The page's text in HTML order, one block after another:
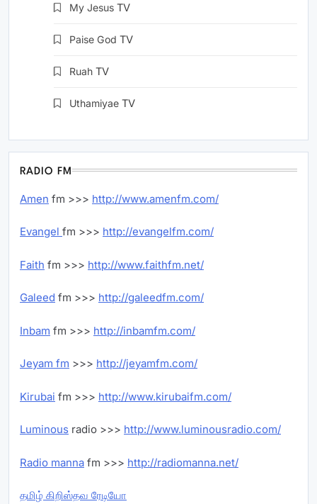
My Jesus TV
Paise God TV
Ruah TV
Uthamiyae TV
RADIO FM
Amen fm >>> http://www.amenfm.com/
Evangel fm >>> http://evangelfm.com/
Faith fm >>> http://www.faithfm.net/
Galeed fm >>> http://galeedfm.com/
Inbam fm >>> http://inbamfm.com/
Jeyam fm >>> http://jeyamfm.com/
Kirubai fm >>> http://www.kirubaifm.com/
Luminous radio >>> http://www.luminousradio.com/
Radio manna fm >>> http://radiomanna.net/
தமிழ் கிறிஸ்தவ ரேடியோ